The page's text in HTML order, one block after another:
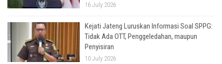
16 July 2026
Kejati Jateng Luruskan Informasi Soal SPPG:
Tidak Ada OTT, Penggeledahan, maupun
Penyisiran
10 July 2026